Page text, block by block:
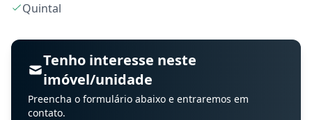
Quintal
Tenho interesse neste
imóvel/unidade
Preencha o formulário abaixo e entraremos em
contato.